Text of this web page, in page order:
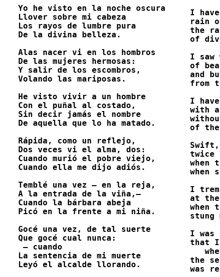
Yo he visto en la noche oscura
Llover sobre mi cabeza
Los rayos de lumbre pura
De la divina belleza.
Alas nacer vi en los hombros
De las mujeres hermosas:
Y salir de los escombros,
Volando las mariposas.
He visto vivir a un hombre
Con el puñal al costado,
Sin decir jamás el nombre
De aquella que lo ha matado.
Rápida, como un reflejo,
Dos veces vi el alma, dos:
Cuando murió el pobre viejo,
Cuando ella me dijo adiós.
Temblé una vez – en la reja,
A la entrada de la viña,–
Cuando la bárbara abeja
Picó en la frente a mi niña.
Gocé una vez, de tal suerte
Que gocé cual nunca:
– cuando
La sentencia de mi muerte
Leyó el alcalde llorando.
I
rain
the
of
I saw
of
and
from
I
with
of the
twice
when
when
I
at
when
I was
that
the
was